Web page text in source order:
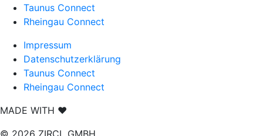
Taunus Connect
Rheingau Connect
Impressum
Datenschutzerklärung
Taunus Connect
Rheingau Connect
MADE WITH ❤
© 2026 ZIRCL GMBH